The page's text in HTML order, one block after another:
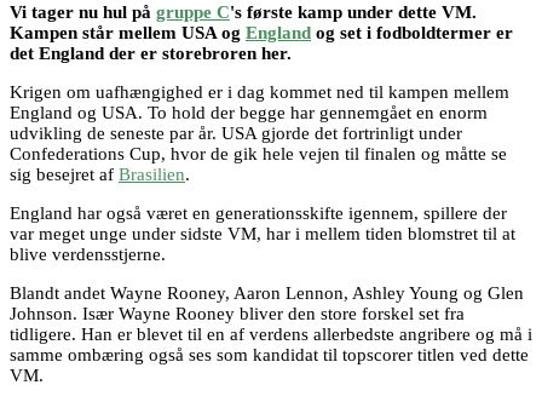
Vi tager nu hul på gruppe C's første kamp under dette VM.
Kampen står mellem USA og England og set i fodboldtermer er
det England der er storebroren her.
Krigen om uafhængighed er i dag kommet ned til kampen mellem
England og USA. To hold der begge har gennemgået en enorm
udvikling de seneste par år. USA gjorde det fortrinligt under
Confederations Cup, hvor de gik hele vejen til finalen og måtte se
sig besejret af Brasilien.
England har også været en generationsskifte igennem, spillere der
var meget unge under sidste VM, har i mellem tiden blomstret til at
blive verdensstjerne.
Blandt andet Wayne Rooney, Aaron Lennon, Ashley Young og Glen
Johnson. Især Wayne Rooney bliver den store forskel set fra
tidligere. Han er blevet til en af verdens allerbedste angribere og må i
samme ombæring også ses som kandidat til topscorer titlen ved dette
VM.